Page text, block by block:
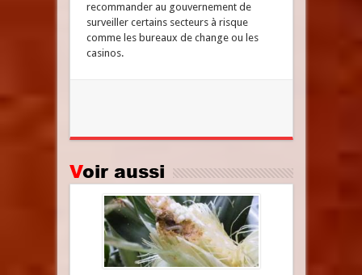
recommander au gouvernement de
surveiller certains secteurs à risque
comme les bureaux de change ou les
casinos.
Voir aussi